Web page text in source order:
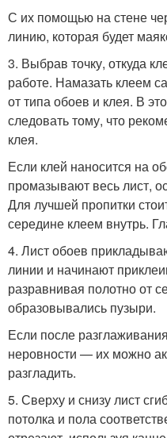
С их помощью на стене
линию, которая будет
3. Выбрав точку, откуда
работе. Намазать клеем
от типа обоев и клея. В
следовать тому, что
клея.
Если клей наносится на
промазывают весь лист,
Для лучшей пропитки
середине клеем внутрь.
4. Лист обоев
линии и начинают
разравнивая полотно от
образовывались пузыри.
Если после
неровности — их можно
разгладить.
5. Сверху и снизу лист
потолка и пола